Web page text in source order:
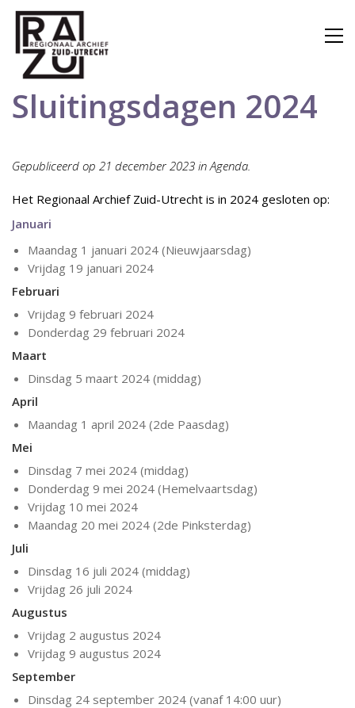
Sluitingsdagen 2024
Gepubliceerd op 21 december 2023 in Agenda.
Het Regionaal Archief Zuid-Utrecht is in 2024 gesloten op:
Januari
Maandag 1 januari 2024 (Nieuwjaarsdag)
Vrijdag 19 januari 2024
Februari
Vrijdag 9 februari 2024
Donderdag 29 februari 2024
Maart
Dinsdag 5 maart 2024 (middag)
April
Maandag 1 april 2024 (2de Paasdag)
Mei
Dinsdag 7 mei 2024 (middag)
Donderdag 9 mei 2024 (Hemelvaartsdag)
Vrijdag 10 mei 2024
Maandag 20 mei 2024 (2de Pinksterdag)
Juli
Dinsdag 16 juli 2024 (middag)
Vrijdag 26 juli 2024
Augustus
Vrijdag 2 augustus 2024
Vrijdag 9 augustus 2024
September
Dinsdag 24 september 2024 (vanaf 14:00 uur)